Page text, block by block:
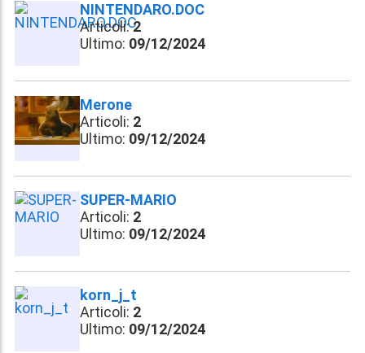
NINTENDARO.DOC
Articoli:2
Ultimo: 09/12/2024
Merone
Articoli: 2
Ultimo: 09/12/2024
SUPER-MARIO
Articoli: 2
Ultimo: 09/12/2024
korn_j_t
Articoli: 2
Ultimo: 09/12/2024